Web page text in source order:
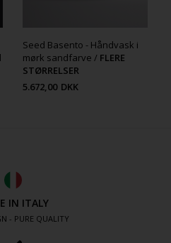
Seed Basento - Håndvask i
mørk sandfarve / FLERE
STØRRELSER
5.672,00 DKK
IN ITALY
- PURE QUALITY